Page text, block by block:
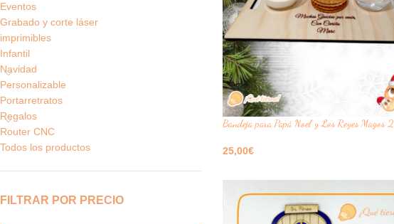
Eventos
Grabado y corte láser
imprimibles
Infantil
Navidad
Personalizable
Portarretratos
Regalos
Router CNC
Todos los productos
FILTRAR POR PRECIO
Bandeja para Papá Noel y Los Reyes Magos 2
25,00€